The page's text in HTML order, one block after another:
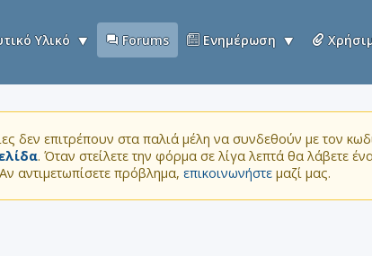
Υλικό Forums Ενημέρωση
δεν επιτρέπουν στα παλιά μέλη να συνδεθούν με τον
. Όταν στείλετε την φόρμα σε λίγα λεπτά θα λάβετε
αντιμετωπίσετε πρόβλημα, επικοινωνήστε μαζί μας.